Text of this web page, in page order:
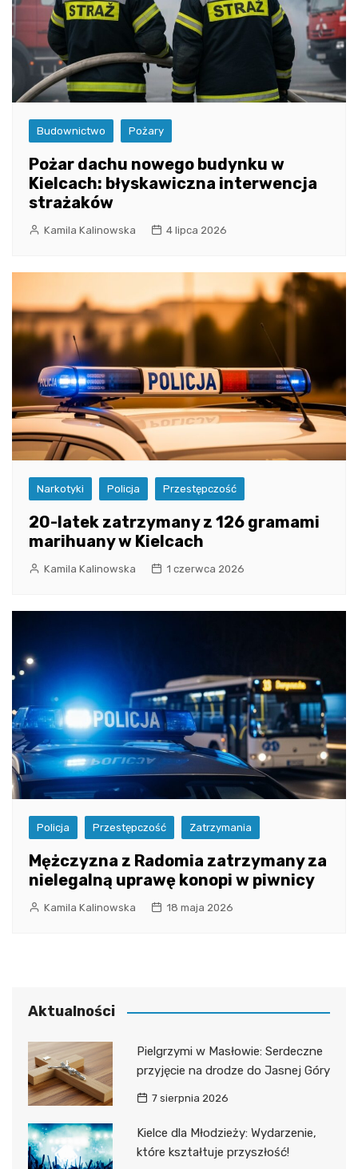
Budownictwo Pożary
Pożar dachu nowego budynku w
Kielcach: błyskawiczna interwencja
strażaków
Kamila Kalinowska 4 lipca 2026
Narkotyki Policja Przestępczość
20-latek zatrzymany z 126 gramami
marihuany w Kielcach
Kamila Kalinowska 1 czerwca 2026
Policja Przestępczość Zatrzymania
Mężczyzna z Radomia zatrzymany za
nielegalną uprawę konopi w piwnicy
Kamila Kalinowska 18 maja 2026
Aktualności
Pielgrzymi w Masłowie: Serdeczne
przyjęcie na drodze do Jasnej Góry
7 sierpnia 2026
Kielce dla Młodzieży: Wydarzenie,
które kształtuje przyszłość!